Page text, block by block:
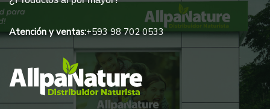
Atención y ventas:+593 98 702 0533